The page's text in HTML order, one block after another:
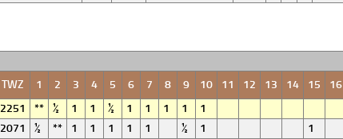
TWZ 1 2 3 4 5 6 7 8 9 10 11 12 13 14 15 16
2251 ** ½ 1 1 ½ 1 1 1 1 1
2071 ½ ** 1 1 1 1 1 ½ 1 1